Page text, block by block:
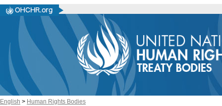
English > Human Rights Bodies